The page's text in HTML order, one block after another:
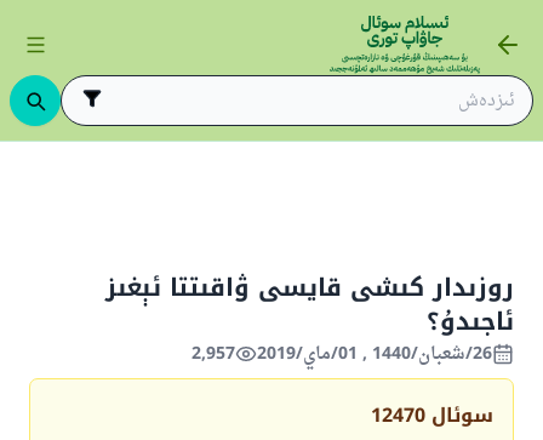
روزىدار كىشى قايسى ۋاقىتتا ئېغىز
ئاجىدۇ؟
26/شعبان/1440 , 01/ماي/2019 2,957
سوئال 12470